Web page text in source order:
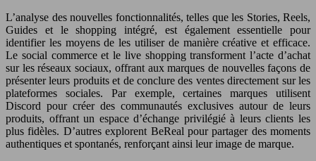
L’analyse des nouvelles fonctionnalités, telles que les Stories, Reels,
Guides et le shopping intégré, est également essentielle pour
identifier les moyens de les utiliser de manière créative et efficace.
Le social commerce et le live shopping transforment l’acte d’achat
sur les réseaux sociaux, offrant aux marques de nouvelles façons de
présenter leurs produits et de conclure des ventes directement sur les
plateformes sociales. Par exemple, certaines marques utilisent
Discord pour créer des communautés exclusives autour de leurs
produits, offrant un espace d’échange privilégié à leurs clients les
plus fidèles. D’autres explorent BeReal pour partager des moments
authentiques et spontanés, renforçant ainsi leur image de marque.